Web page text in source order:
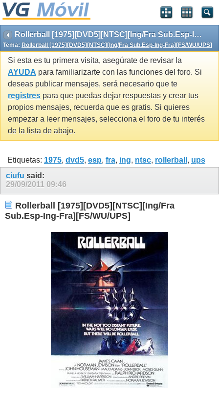
Rollerball [1975][DVD5][NTSC][Ing/Fra Sub.Esp-Ing-Fra][FS/WU/UPS]
Tema: Rollerball [1975][DVD5][NTSC][Ing/Fra Sub.Esp-Ing-Fra][FS/WU/UPS]
Si esta es tu primera visita, asegúrate de revisar la
AYUDA para familiarizarte con las funciones del foro. Si
deseas publicar mensajes, será necesario que te
registres para que puedas dejar respuestas y crear tus
propios mensajes, recuerda que es gratis. Si quieres
empezar a leer mensajes, selecciona el foro de tu interés
de la lista de abajo.
Etiquetas: 1975, dvd5, esp, fra, ing, ntsc, rollerball , ups
ciufu said:
29/09/2011 09:46
Rollerball [1975][DVD5][NTSC][Ing/Fra
Sub.Esp-Ing-Fra][FS/WU/UPS]